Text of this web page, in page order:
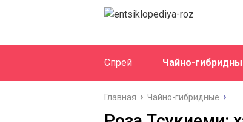
Спрей Чайно-
Главная Чайно-гибридные